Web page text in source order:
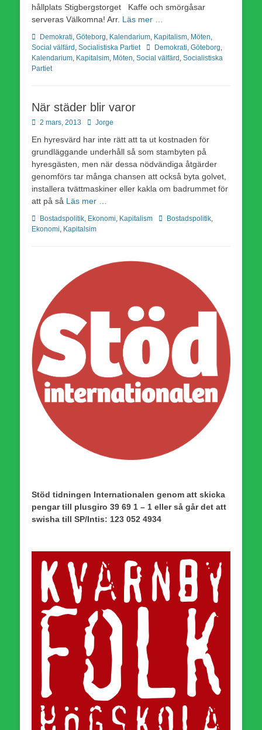
hållplats Stigbergstorget Kaffe och smörgåsar
serveras Välkomna! Arr. Läs mer …
Kategorier
Demokrati Göteborg Kalendarium Kapitalism Möten
Social välfärd Socialistiska Partiet Etiketter
Demokrati Göteborg
Kalendarium Kapitalsim Möten Social välfärd Socialistiska
Partiet
När städer blir varor
Publicerad
2 mars, 2013 Författare
Jorge
En hyresvärd har inte rätt att ta ut kostnaden för
grundläggande underhåll så som stambyten på
hyresgästen, men när dessa nödvändiga åtgärder
genomförs tar många chansen att också byta golvet,
installera tvättmaskiner eller kakla om badrummet för
att på så Läs mer …
Kategorier
Bostadspolitik Ekonomi Kapitalism Etiketter
Bostadspolitik
Ekonomi Kapitalsim
Stöd tidningen Internationalen genom att skicka
pengar till plusgiro 39 69 1 – 1 eller så går det att
swisha till SP/Intis: 123 052 4934